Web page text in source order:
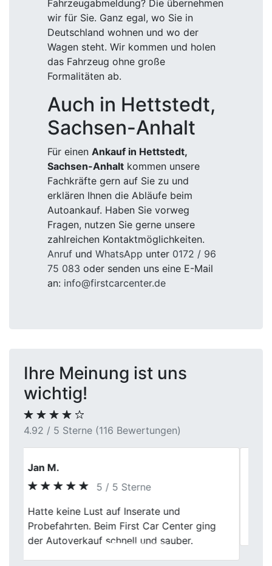
Fahrzeugabmeldung? Die übernehmen
wir für Sie. Ganz egal, wo Sie in
Deutschland wohnen und wo der
Wagen steht. Wir kommen und holen
das Fahrzeug ohne große
Formalitäten ab.
Auch in Hettstedt,
Sachsen-Anhalt
Für einen Ankauf in Hettstedt,
Sachsen-Anhalt kommen unsere
Fachkräfte gern auf Sie zu und
erklären Ihnen die Abläufe beim
Autoankauf. Haben Sie vorweg
Fragen, nutzen Sie gerne unsere
zahlreichen Kontaktmöglichkeiten.
Anruf und WhatsApp unter 0172 / 96
75 083 oder senden uns eine E-Mail
an: info@firstcarcenter.de
Ihre Meinung ist uns
wichtig!
4.92 / 5 Sterne (116 Bewertungen)
Holger
5 / 5 Sterne
Unkomplizierte Abwicklung, netter
Kontakt, danke sehr.